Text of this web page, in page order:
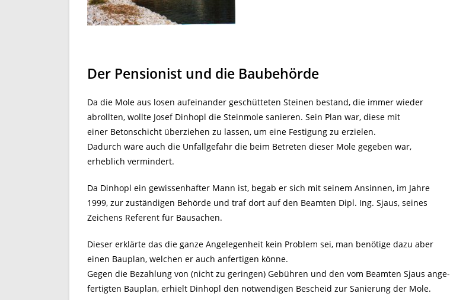
Der Pensionist und die Baubehörde
Da die Mole aus losen aufeinander geschütteten Steinen bestand, die immer wieder
abrollten, wollte Josef Dinhopl die Steinmole sanieren. Sein Plan war, diese mit
einer Betonschicht überziehen zu lassen, um eine Festigung zu erzielen.
Dadurch wäre auch die Unfallgefahr die beim Betreten dieser Mole gegeben war,
erheblich vermindert.
Da Dinhopl ein gewissenhafter Mann ist, begab er sich mit seinem Ansinnen, im Jahre
1999, zur zuständigen Behörde und traf dort auf den Beamten Dipl. Ing. Sjaus, seines
Zeichens Referent für Bausachen.
Dieser erklärte das die ganze Angelegenheit kein Problem sei, man benötige dazu aber
einen Bauplan, welchen er auch anfertigen könne.
Gegen die Bezahlung von (nicht zu geringen) Gebühren und den vom Beamten Sjaus ange-
fertigten Bauplan, erhielt Dinhopl den notwendigen Bescheid zur Sanierung der Mole.